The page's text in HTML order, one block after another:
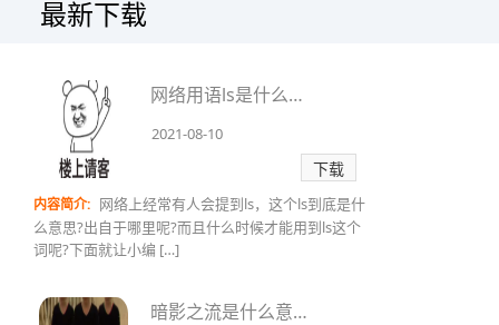
最新下载
网络用语ls是什么意思?ls出自哪里?
2021-08-10
下载
内容简介: 网络上经常有人会提到ls，这个ls到底是什
么意思?出自于哪里呢?而且什么时候才能用到ls这个
词呢?下面就让小编 […]
暗影之流是什么意思?暗影之流的出处是哪里?